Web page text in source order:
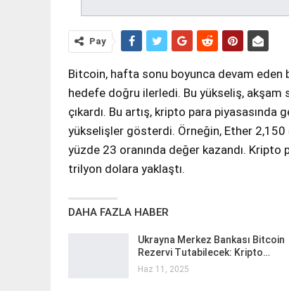
Pay
Bitcoin, hafta sonu boyunca devam eden
hedefe doğru ilerledi. Bu yükseliş, akşam
çıkardı. Bu artış, kripto para
yükselişler gösterdi. Örneğin, Ether 2,150
yüzde 23 oranında değer kazandı.
trilyon dolara yaklaştı.
DAHA FAZLA HABER
Ukrayna Merkez Bankası Bitcoin
Rezervi Tutabilecek: Kripto…
Haz 11, 2025